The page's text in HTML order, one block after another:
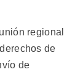
regional
de
de